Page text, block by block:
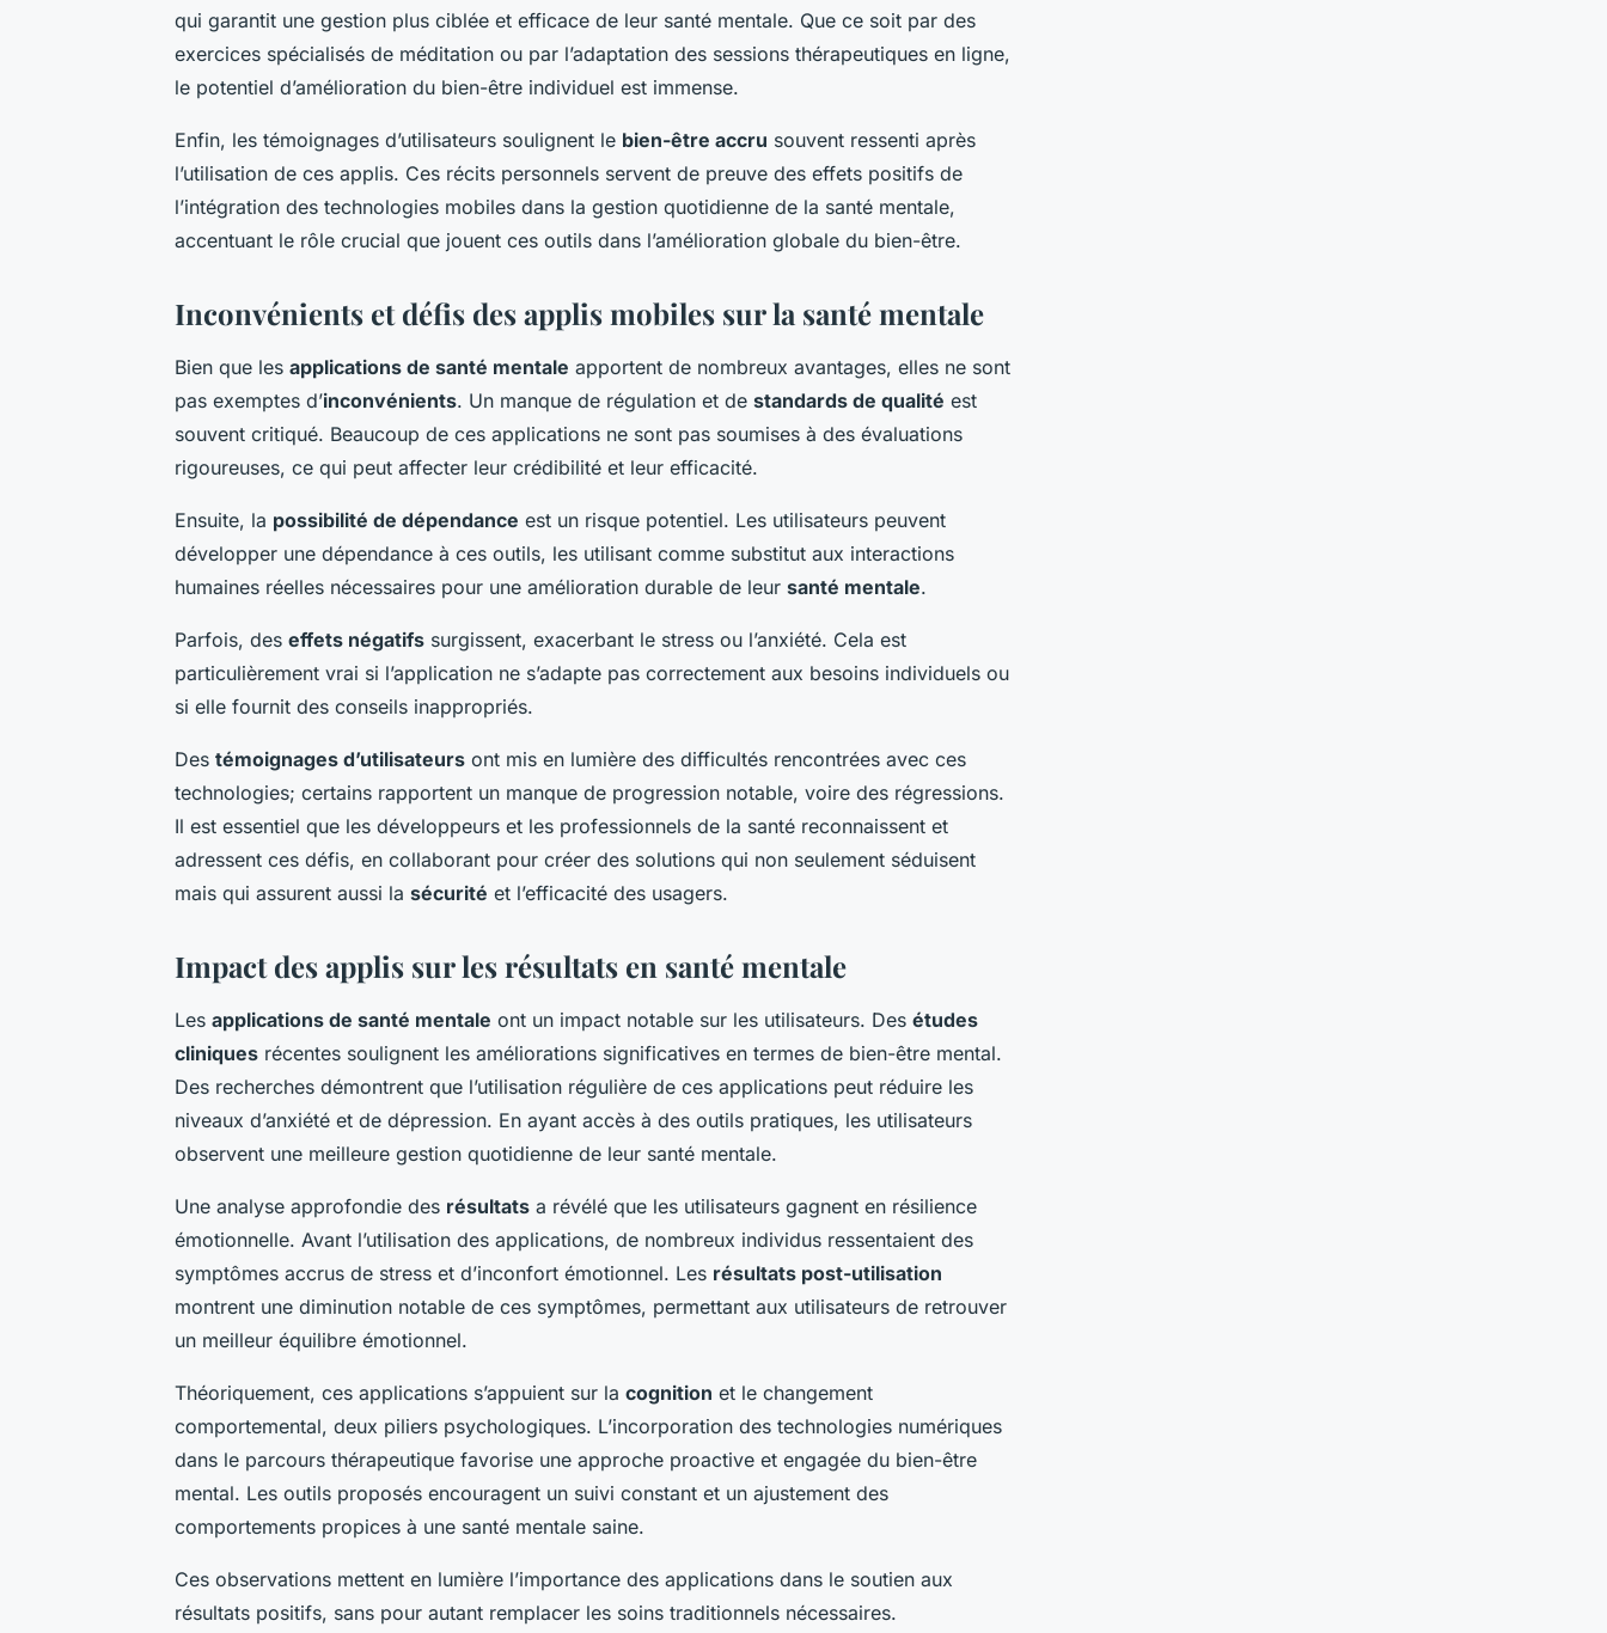
qui garantit une gestion plus ciblée et efficace de leur santé mentale. Que ce soit par des
exercices spécialisés de méditation ou par l’adaptation des sessions thérapeutiques en ligne,
le potentiel d’amélioration du bien-être individuel est immense.
Enfin, les témoignages d’utilisateurs soulignent le bien-être accru souvent ressenti après
l’utilisation de ces applis. Ces récits personnels servent de preuve des effets positifs de
l’intégration des technologies mobiles dans la gestion quotidienne de la santé mentale,
accentuant le rôle crucial que jouent ces outils dans l’amélioration globale du bien-être.
Inconvénients et défis des applis mobiles sur la santé mentale
Bien que les applications de santé mentale apportent de nombreux avantages, elles ne sont
pas exemptes d’inconvénients. Un manque de régulation et de standards de qualité est
souvent critiqué. Beaucoup de ces applications ne sont pas soumises à des évaluations
rigoureuses, ce qui peut affecter leur crédibilité et leur efficacité.
Ensuite, la possibilité de dépendance est un risque potentiel. Les utilisateurs peuvent
développer une dépendance à ces outils, les utilisant comme substitut aux interactions
humaines réelles nécessaires pour une amélioration durable de leur santé mentale.
Parfois, des effets négatifs surgissent, exacerbant le stress ou l’anxiété. Cela est
particulièrement vrai si l’application ne s’adapte pas correctement aux besoins individuels ou
si elle fournit des conseils inappropriés.
Des témoignages d’utilisateurs ont mis en lumière des difficultés rencontrées avec ces
technologies; certains rapportent un manque de progression notable, voire des régressions.
Il est essentiel que les développeurs et les professionnels de la santé reconnaissent et
adressent ces défis, en collaborant pour créer des solutions qui non seulement séduisent
mais qui assurent aussi la sécurité et l’efficacité des usagers.
Impact des applis sur les résultats en santé mentale
Les applications de santé mentale ont un impact notable sur les utilisateurs. Des études
cliniques récentes soulignent les améliorations significatives en termes de bien-être mental.
Des recherches démontrent que l’utilisation régulière de ces applications peut réduire les
niveaux d’anxiété et de dépression. En ayant accès à des outils pratiques, les utilisateurs
observent une meilleure gestion quotidienne de leur santé mentale.
Une analyse approfondie des résultats a révélé que les utilisateurs gagnent en résilience
émotionnelle. Avant l’utilisation des applications, de nombreux individus ressentaient des
symptômes accrus de stress et d’inconfort émotionnel. Les résultats post-utilisation
montrent une diminution notable de ces symptômes, permettant aux utilisateurs de retrouver
un meilleur équilibre émotionnel.
Théoriquement, ces applications s’appuient sur la cognition et le changement
comportemental, deux piliers psychologiques. L’incorporation des technologies numériques
dans le parcours thérapeutique favorise une approche proactive et engagée du bien-être
mental. Les outils proposés encouragent un suivi constant et un ajustement des
comportements propices à une santé mentale saine.
Ces observations mettent en lumière l’importance des applications dans le soutien aux
résultats positifs, sans pour autant remplacer les soins traditionnels nécessaires.